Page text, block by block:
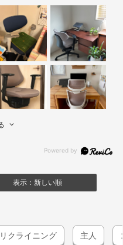
表示：新しい順
リクライニング 主人